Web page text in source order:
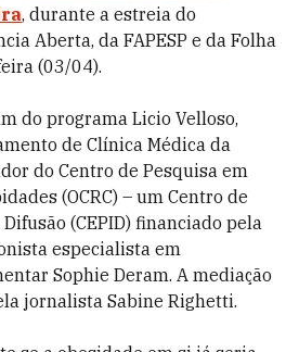
, durante a estreia do
Aberta, da FAPESP e da Folha
(03/04).
do programa Licio Velloso,
de Clínica Médica da
do Centro de Pesquisa em
(OCRC) – um Centro de
(CEPID) financiado pela
especialista em
Sophie Deram. A mediação
jornalista Sabine Righetti.